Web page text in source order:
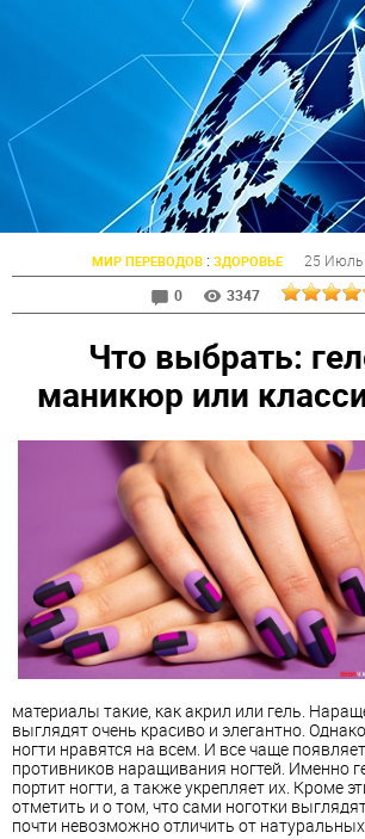
МИР ПЕРЕВОДОВ : ЗДОРОВЬЕ 25 Июль
0
3347
Что выбрать:
маникюр или
материалы такие, как акрил или гель.
выглядят очень красиво и элегантно.
ногти нравятся на всем. И все чаще
противников наращивания ногтей. Именно
портит ногти, а также укрепляет их. Кроме
отметить и о том, что сами ноготки
почти невозможно отличить от